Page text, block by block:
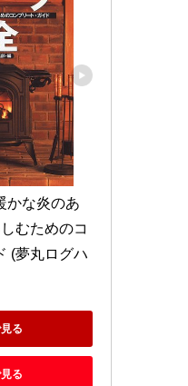
かな炎のあ
むためのコ
(夢丸ログハ
る
る